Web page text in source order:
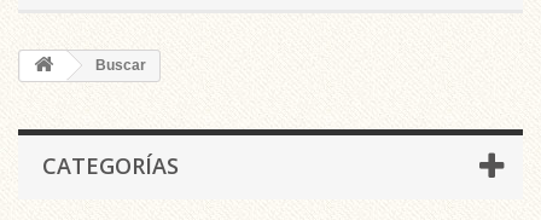
Buscar
CATEGORÍAS